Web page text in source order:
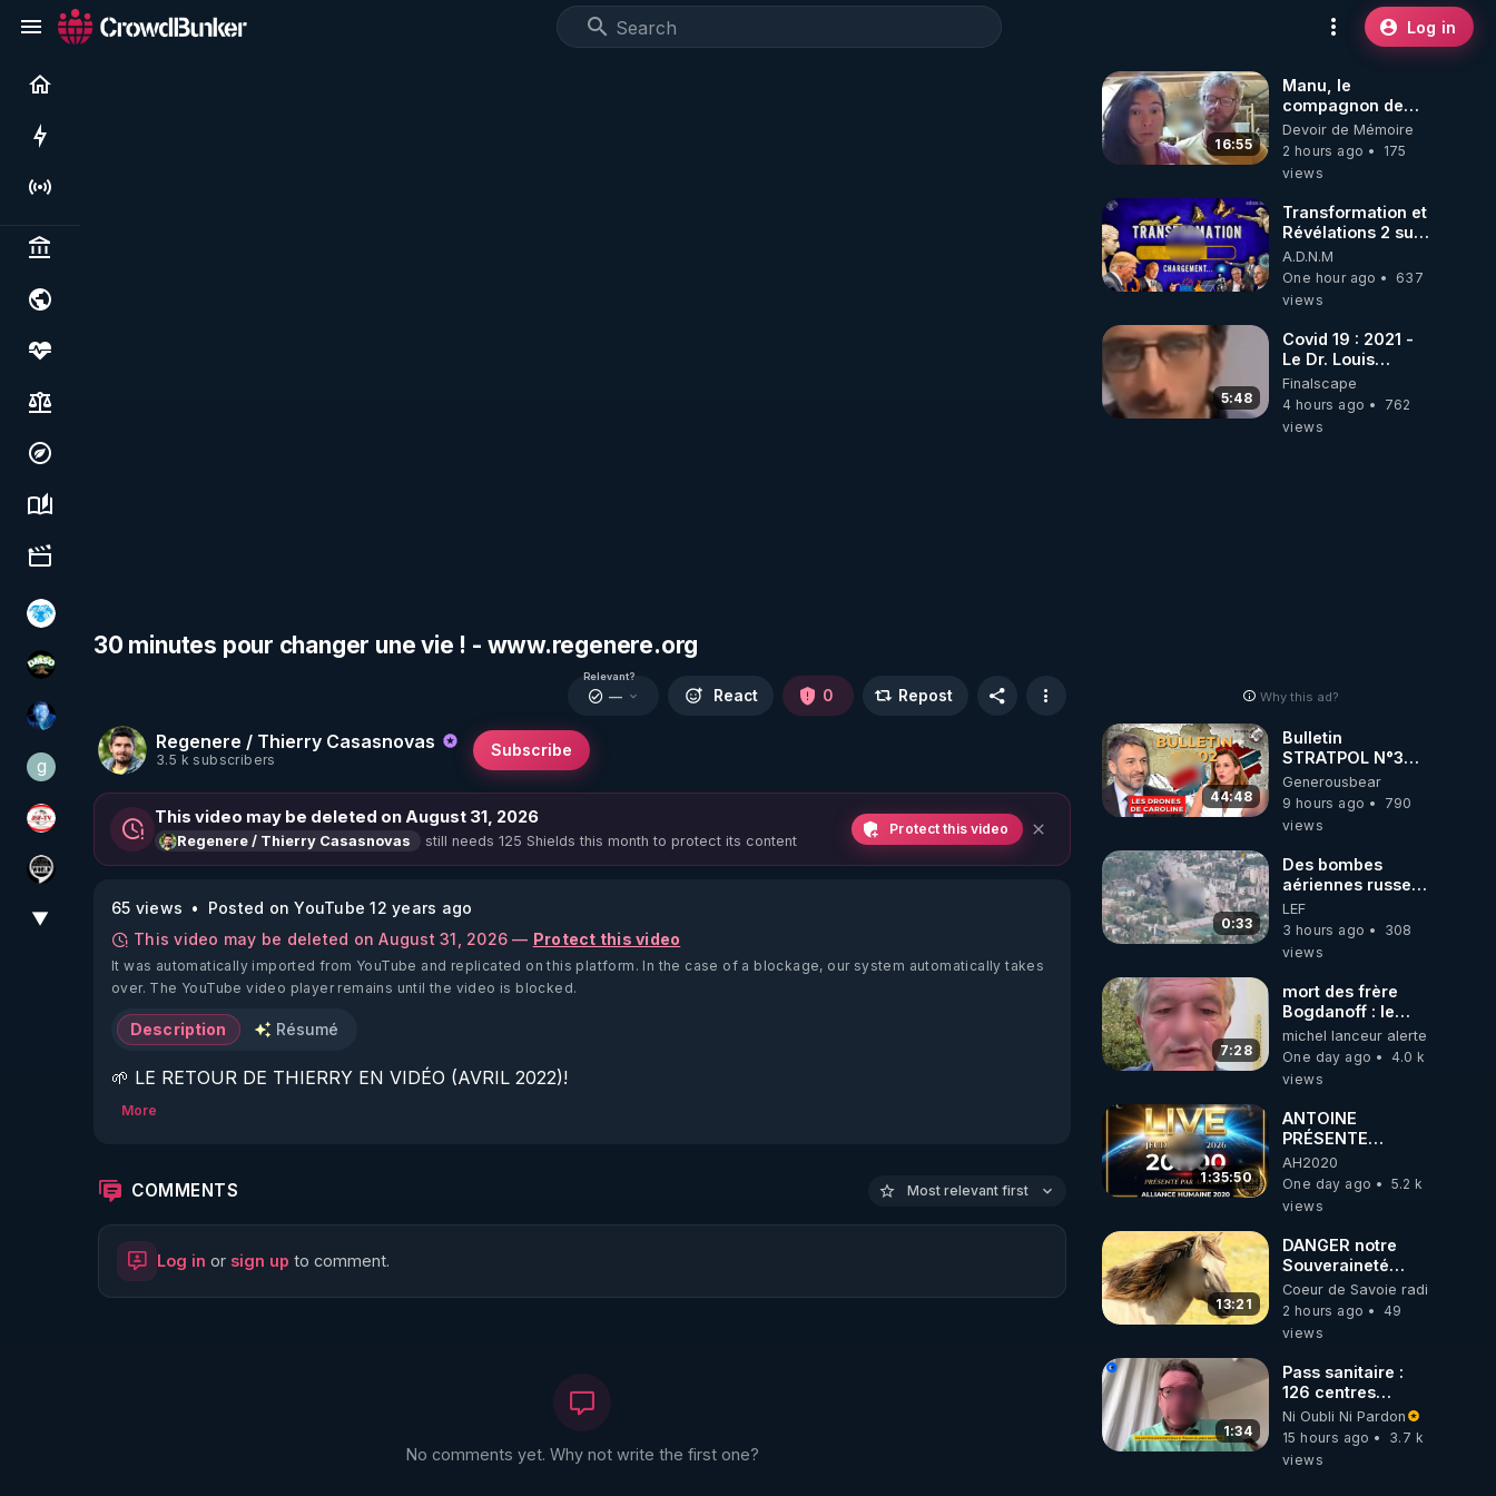
Log in
Live
Politics & institutions
Society, justice & freedoms
Economy, environment & technology
Science, history & spirituality
Culture, media & entertainment
A.D.N.M
DMSO pour TOUS
AH2020
ggilo59
JSF - TV
Notre Réalité Est Falsifiée Et Fausse
▼
30 minutes pour changer une vie ! - www.regenere.org
Regenere / Thierry Casasnovas
3.5 k subscribers
Subscribe
Relevant?
— React 0 Repost
This video may be deleted on August 31, 2026
Regenere / Thierry Casasnovas still needs 125 Shields this month to protect its content
Protect this video
65 views
Posted on YouTube 12 years ago
This video may be deleted on August 31, 2026 — Protect this video
It was automatically imported from YouTube and replicated on this platform. In the case of a blockage, our system automatically takes
over. The YouTube video player remains until the video is blocked.
Description Résumé
🌱 LE RETOUR DE THIERRY EN VIDÉO (AVRIL 2022)!
🌱 LE MAGAZINE RÉGÉNÈRE
http://rgnr.li/ymag
More
COMMENTS Most relevant first
Log in or sign up to comment.
No comments yet. Why not write the first one?
16:55
Manu, le
compagnon de
Kyria, raconte sa
garde à vue
musclée.
Devoir de Mémoire
2 hours ago
175
views
Transformation et
Révélations 2 sur
2 - live du
07/08/26
A.D.N.M
One hour ago
637
views
5:48
Covid 19 : 2021 -
Le Dr. Louis
Fouché renverse
le plateau de
CNews !
Finalscape
4 hours ago
762
views
Why this ad?
44:48
Bulletin
STRATPOL N°302.
Armée des
drones, MS-21 en
série, missiles
07.08.2026.
Generousbear
9 hours ago
790
views
0:33
Des bombes
aériennes russes
anéantissent les
centres de
contrôle de
brigades
ukrainienne
LEF
3 hours ago
308
views
7:28
mort des frère
Bogdanoff : le
mensonge d état
michel lanceur alerte
One day ago
4.0 k
views
1:35:50
ANTOINE
PRÉSENTE
AH2020 LE LIVE
20H ***DU
06/08/2026***
AH2020
One day ago
5.2 k
views
13:21
DANGER notre
Souveraineté
Alimentaire est
attaqué...
Coeur de Savoie radioweb TV
2 hours ago
49
views
1:34
Pass sanitaire :
126 centres
commerciaux
concernés par
l'obligation dans
Ni Oubli Ni Pardon
15 hours ago
3.7 k
views